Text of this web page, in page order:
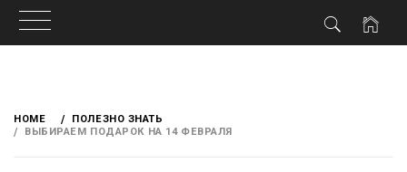
content
HOME
ПОЛЕЗНО ЗНАТЬ
ВЫБИРАЕМ ПОДАРОК НА 14 ФЕВРАЛЯ